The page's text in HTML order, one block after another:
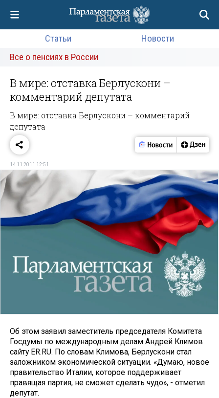
Статьи
Новости
Все о пенсиях в России
В мире: отставка Берлускони –
комментарий депутата
В мире: отставка Берлускони – комментарий
депутата
14.11.2011 12:51
Об этом заявил заместитель председателя Комитета
Госдумы по международным делам Андрей Климов
сайту ER.RU. По словам Климова, Берлускони стал
заложником экономической ситуации. «Думаю, новое
правительство Италии, которое поддерживает
правящая партия, не сможет сделать чудо», - отметил
депутат.